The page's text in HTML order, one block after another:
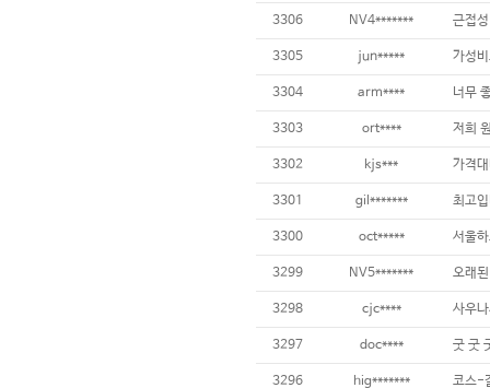
3306 NV4*******
3305 jun*****
3304 arm**** 너무
3303 ort****
3302 kjs***
3301 gil******* 최고
3300 oct*****
3299 NV5*******
3298 cjc****
3297 doc**** 굿 굿
3296 hig*******